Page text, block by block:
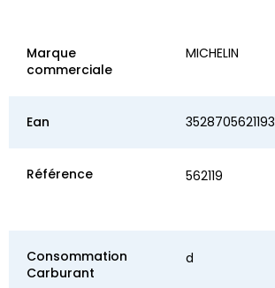
Marque
commerciale
MICHELIN
Ean 3528705621193
Référence 562119
Consommation
Carburant
d